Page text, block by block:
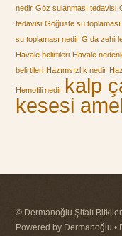
nedir Göz sulanması tedavisi
tedavisi Göğüste su
su toplaması nedir Gıda
Havale belirtileri Havale
belirtileri Hazımsızlık nedir
Hemofili nedir kalp
kesesi
© Dermanoğlu Şifalı
Powered by Dermanoğlu •